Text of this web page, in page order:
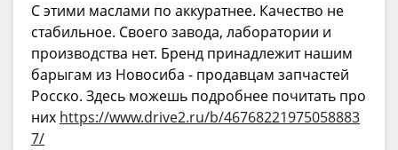
С этими маслами по аккуратнее. Качество не
стабильное. Своего завода, лаборатории и
производства нет. Бренд принадлежит нашим
барыгам из Новосиба - продавцам запчастей
Росско. Здесь можешь подробнее почитать про
них https://www.drive2.ru/b/46768221975058883
7/